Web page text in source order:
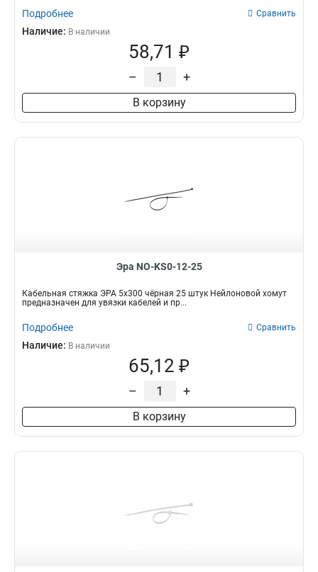
Подробнее Сравнить
Наличие: В наличии
58,71 ₽
– +
В корзину
Эра NO-KS0-12-25
Кабельная стяжка ЭРА 5x300 чёрная 25 штук Нейлоновой хомут
предназначен для увязки кабелей и пр...
Подробнее Сравнить
Наличие: В наличии
65,12 ₽
– +
В корзину